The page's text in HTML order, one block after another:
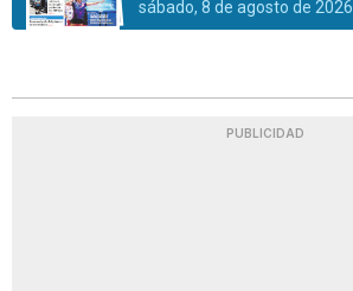
sábado, 8 de agosto de 2026
PUBLICIDAD